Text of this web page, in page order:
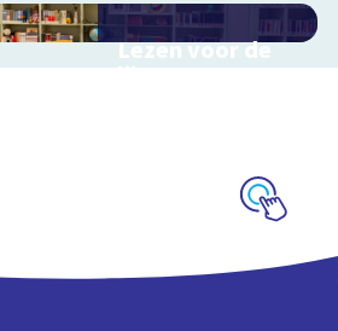
Lezen voor de
lijst